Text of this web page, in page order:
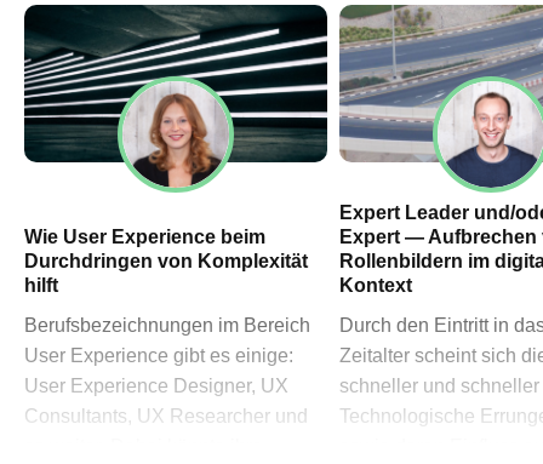
Wie User Experience beim
Durchdringen von Komplexität
hilft
Berufsbezeichnungen im Bereich
User Experience gibt es einige:
User Experience Designer, UX
Consultants, UX Researcher und
Expert Leader und/
Expert — Aufbrechen
Rollenbildern im
Kontext
Durch den Eintritt in
Zeitalter scheint sich
schneller und
Technologische
Datenschutzerklärung
Impressum